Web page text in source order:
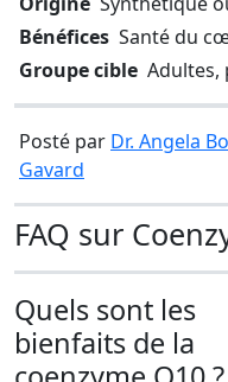
Bénéfices Santé du
Groupe cible Adultes,
Posté par Dr. Angela
Gavard
FAQ sur
Quels sont les
bienfaits de la